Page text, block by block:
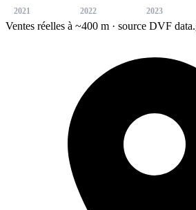
2021 2022 2023
Ventes réelles à ~400 m · source DVF